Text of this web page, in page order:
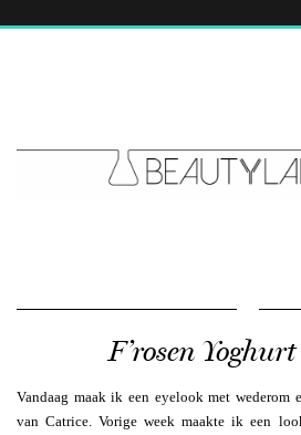
F’rosen
Vandaag maak ik een eyelook met wederom
van Catrice. Vorige week maakte ik een